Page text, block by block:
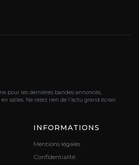
pour les dernières bandes-annonces,
salles. Ne ratez rien de l'actu grand écran.
INFORMATIONS
Mentions légales
Confidentialité